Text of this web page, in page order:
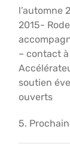
l’automne
2015-
– contact
soutien
ouverts
5.